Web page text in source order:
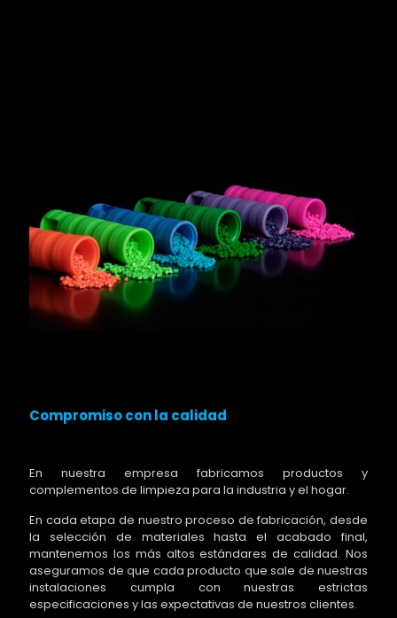
Compromiso con la calidad
En nuestra empresa fabricamos productos y
complementos de limpieza para la industria y el hogar.
En cada etapa de nuestro proceso de fabricación, desde
la selección de materiales hasta el acabado final,
mantenemos los más altos estándares de calidad. Nos
aseguramos de que cada producto que sale de nuestras
instalaciones cumpla con nuestras estrictas
especificaciones y las expectativas de nuestros clientes.